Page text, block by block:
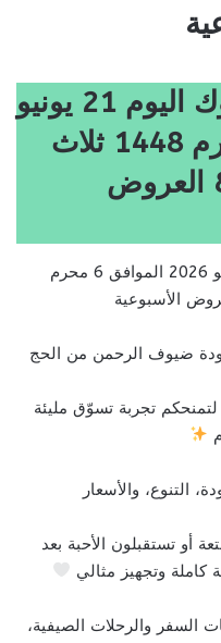
عروض لولو جدة وتبوك اليوم 21 يونيو
2026 الموافق 6 محرم 1448 ثلاث
العروض
عروض لولو جدة وتبوك اليوم 21 يونيو 2026 الموافق 6 محرم
ضيوف الرحمن من الحج
تجربة تسوّق مليئة
التنوع، والأسعار
أو تستقبلون الأحبة بعد
كاملة وتجهيز مثالي
السفر والرحلات الصيفية،